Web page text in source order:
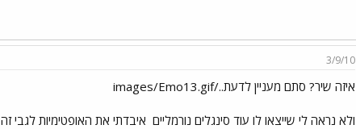
3/9/10
איזה שיר? סתם מעניין לדעת../images/Emo13.gif
ולא נראה לי שייצאו לו עוד סינגלים נורמליים איבדתי את האופטימיות לגבי זה